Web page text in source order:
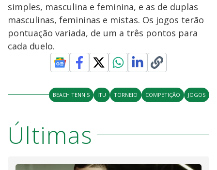
simples, masculina e feminina, e as de duplas
masculinas, femininas e mistas. Os jogos terão
pontuação variada, de um a três pontos para
cada duelo.
BEACH TENNIS ITU TORNEIO COMPETIÇÃO JOGOS
Últimas